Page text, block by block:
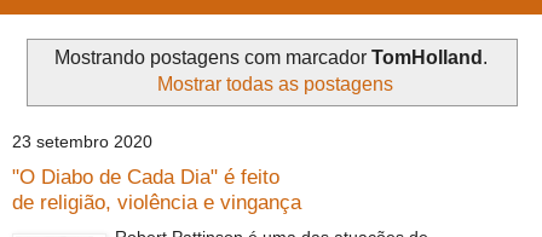
Mostrando postagens com marcador TomHolland .
Mostrar todas as postagens
23 setembro 2020
"O Diabo de Cada Dia" é feito
de religião, violência e vingança